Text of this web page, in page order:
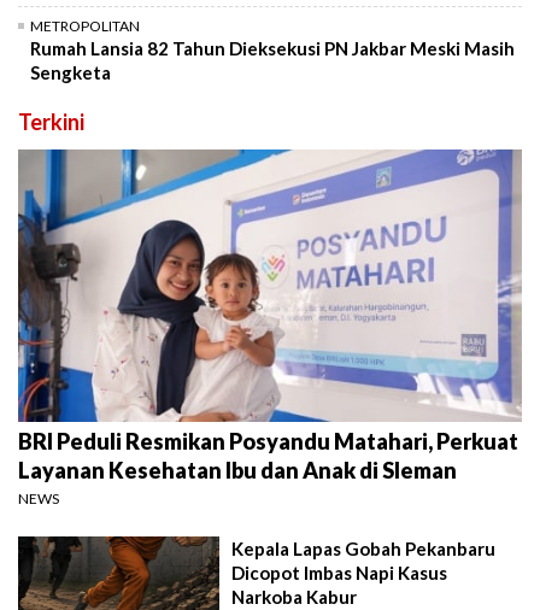
METROPOLITAN
Rumah Lansia 82 Tahun Dieksekusi PN Jakbar Meski Masih
Sengketa
Terkini
BRI Peduli Resmikan Posyandu Matahari, Perkuat
Layanan Kesehatan Ibu dan Anak di Sleman
NEWS
Kepala Lapas Gobah Pekanbaru
Dicopot Imbas Napi Kasus
Narkoba Kabur